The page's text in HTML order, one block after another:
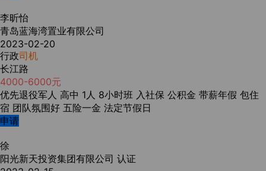
李昕怡
青岛蓝海湾置业有限公司
2023-02-20
行政司机
长江路
4000-6000元
优先退役军人 高中 1人 8小时班 入社保 公积金 带薪年假 包住
宿 团队氛围好 五险一金 法定节假日
申请
徐
阳光新天投资集团有限公司 认证